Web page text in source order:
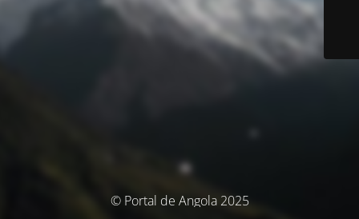
© Portal de Angola 2025